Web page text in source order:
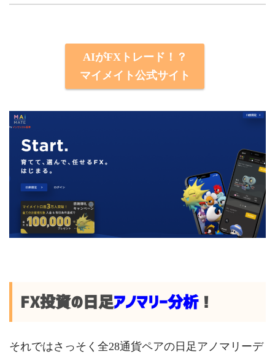
AIがFXトレード！？
マイメイト公式サイト
FX投資の日足アノマリー分析！
それではさっそく全28通貨ペアの日足アノマリーデ